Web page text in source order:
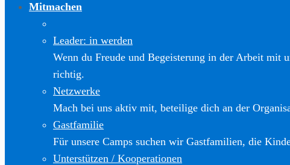
Mitmachen
Leader: in werden
Wenn du Freude und Begeisterung in der Arbeit mit
richtig.
Netzwerke
Mach bei uns aktiv mit, beteilige dich an der
Gastfamilie
Für unsere Camps suchen wir Gastfamilien, die
Unterstützen / Kooperationen